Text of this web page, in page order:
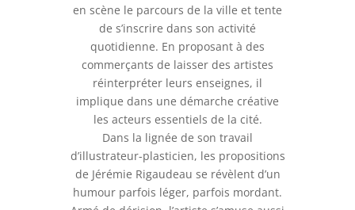
en scène le parcours de la ville et tente
de s’inscrire dans son activité
quotidienne. En proposant à des
commerçants de laisser des artistes
réinterpréter leurs enseignes, il
implique dans une démarche créative
les acteurs essentiels de la cité.
Dans la lignée de son travail
d’illustrateur-plasticien, les propositions
de Jérémie Rigaudeau se révèlent d’un
humour parfois léger, parfois mordant.